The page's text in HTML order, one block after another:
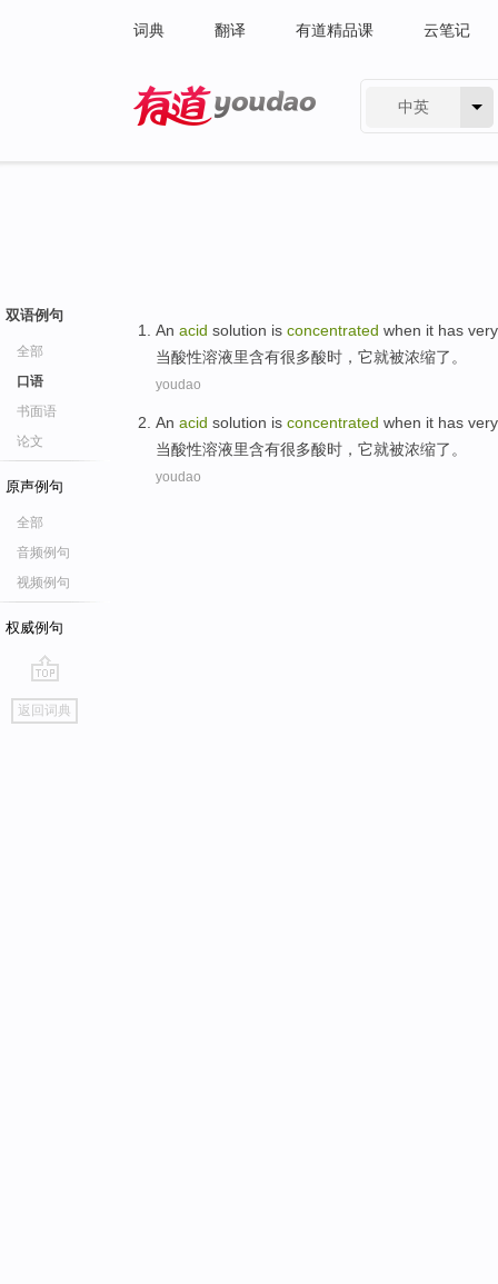
词典 翻译 有道精品课 云笔记
中英
双语例句
全部
口语
书面语
论文
原声例句
全部
音频例句
视频例句
权威例句
go
top
返回词典
An acid solution is concentrated when it has
当酸性溶液里含有很多酸时， 它就被浓缩了。
youdao
An acid solution is concentrated when it has
当酸性溶液里含有很多酸时， 它就被浓缩了。
youdao